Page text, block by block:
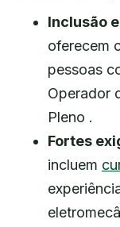
Inclusão
oferecem
pessoas
Operador
Pleno .
Fortes
incluem